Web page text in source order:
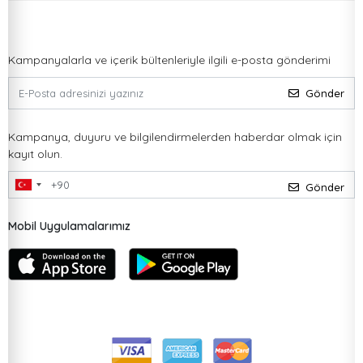
Kampanyalarla ve içerik bültenleriyle ilgili e-posta gönderimi
Gönder
Kampanya, duyuru ve bilgilendirmelerden haberdar olmak için
kayıt olun.
Gönder
Mobil Uygulamalarımız